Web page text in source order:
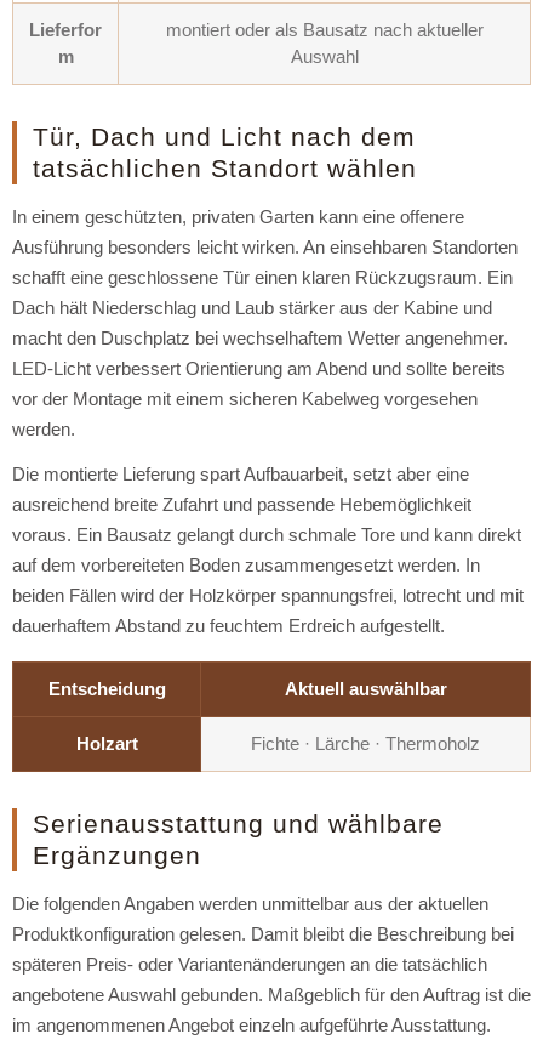
Lieferfor
m
montiert oder als Bausatz nach aktueller
Auswahl
Tür, Dach und Licht nach dem
tatsächlichen Standort wählen
In einem geschützten, privaten Garten kann eine offenere
Ausführung besonders leicht wirken. An einsehbaren Standorten
schafft eine geschlossene Tür einen klaren Rückzugsraum. Ein
Dach hält Niederschlag und Laub stärker aus der Kabine und
macht den Duschplatz bei wechselhaftem Wetter angenehmer.
LED-Licht verbessert Orientierung am Abend und sollte bereits
vor der Montage mit einem sicheren Kabelweg vorgesehen
werden.
Die montierte Lieferung spart Aufbauarbeit, setzt aber eine
ausreichend breite Zufahrt und passende Hebemöglichkeit
voraus. Ein Bausatz gelangt durch schmale Tore und kann direkt
auf dem vorbereiteten Boden zusammengesetzt werden. In
beiden Fällen wird der Holzkörper spannungsfrei, lotrecht und mit
dauerhaftem Abstand zu feuchtem Erdreich aufgestellt.
Entscheidung Aktuell auswählbar
Holzart Fichte · Lärche · Thermoholz
Serienausstattung und wählbare
Ergänzungen
Die folgenden Angaben werden unmittelbar aus der aktuellen
Produktkonfiguration gelesen. Damit bleibt die Beschreibung bei
späteren Preis- oder Variantenänderungen an die tatsächlich
angebotene Auswahl gebunden. Maßgeblich für den Auftrag ist die
im angenommenen Angebot einzeln aufgeführte Ausstattung.